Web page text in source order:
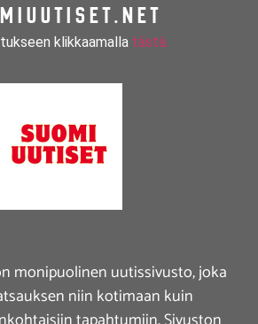
klikkaamalla tästä.
monipuolinen uutissivusto, joka
niin kotimaan kuin